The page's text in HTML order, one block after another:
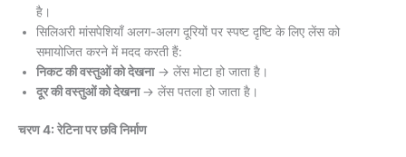
है।
सिलिअरी मांसपेशियाँ अलग-अलग दूरियों पर स्पष्ट दृष्टि के लिए लेंस को
समायोजित करने में मदद करती हैं:
निकट की वस्तुओं को देखना→ लेंस मोटा हो जाता है।
दूर की वस्तुओं को देखना→ लेंस पतला हो जाता है।
चरण 4: रेटिना पर छवि निर्माण